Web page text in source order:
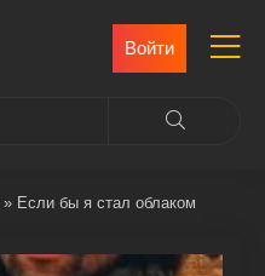
Войти
» Если бы я стал облаком